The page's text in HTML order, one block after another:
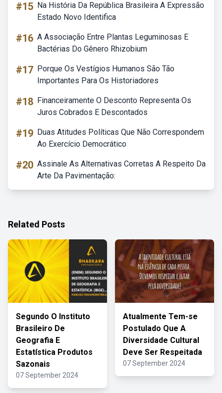
#15 Na História Da República Brasileira A Expressão
Estado Novo Identifica
#16 A Associação Entre Plantas Leguminosas E
Bactérias Do Gênero Rhizobium
#17 Porque Os Vestígios Humanos São Tão
Importantes Para Os Historiadores
#18 Financeiramente O Desconto Representa Os
Juros Cobrados E Descontados
#19 Duas Atitudes Políticas Que Não Correspondem
Ao Exercício Democrático
#20 Assinale As Alternativas Corretas A Respeito Da
Arte Da Pavimentação:
Related Posts
Segundo O Instituto
Brasileiro De
Geografia E
Estatística Produtos
Sazonais
07 September 2024
Atualmente Tem-se
Postulado Que A
Diversidade Cultural
Deve Ser Respeitada
07 September 2024